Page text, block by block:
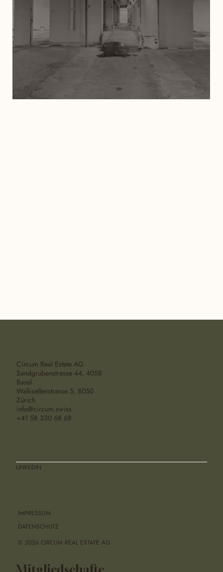
Neubauprojekt in Prilly, VD
Circum Real Estate AG
Sandgrubenstrasse 44, 4058
Basel
Wallisellenstrasse 5, 8050
Zürich
info@circum.swiss
+41 58 330 68 68
LINKEDIN
IMPRESSUM
DATENSCHUTZ
© 2026 CIRCUM REAL ESTATE AG